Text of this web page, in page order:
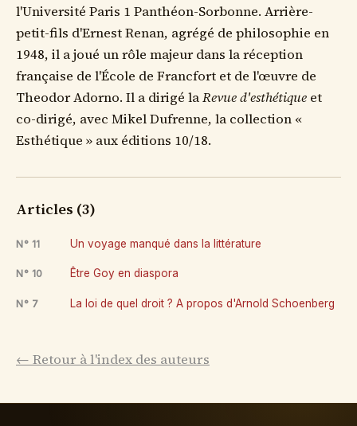
l'Université Paris 1 Panthéon-Sorbonne. Arrière-
petit-fils d'Ernest Renan, agrégé de philosophie en
1948, il a joué un rôle majeur dans la réception
française de l'École de Francfort et de l'œuvre de
Theodor Adorno. Il a dirigé laRevue d'esthétique et
co-dirigé, avec Mikel Dufrenne, la collection «
Esthétique » aux éditions 10/18.
Articles (3)
N° 11 Un voyage manqué dans la littérature
N° 10 Être Goy en diaspora
N° 7 La loi de quel droit ? A propos d'Arnold Schoenberg
← Retour à l'index des auteurs